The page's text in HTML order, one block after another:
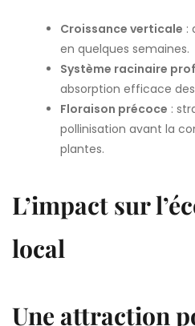
Croissance verticale :
en quelques semaines.
Système racinaire
absorption efficace
Floraison précoce :
pollinisation avant la
plantes.
L’impact sur
local
Une attraction